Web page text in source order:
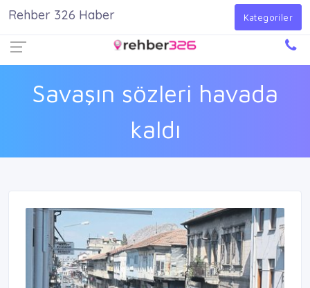
Giriş Yap
Savaşın sözleri havada
kaldı
Rehber 326 Haber Kategoriler